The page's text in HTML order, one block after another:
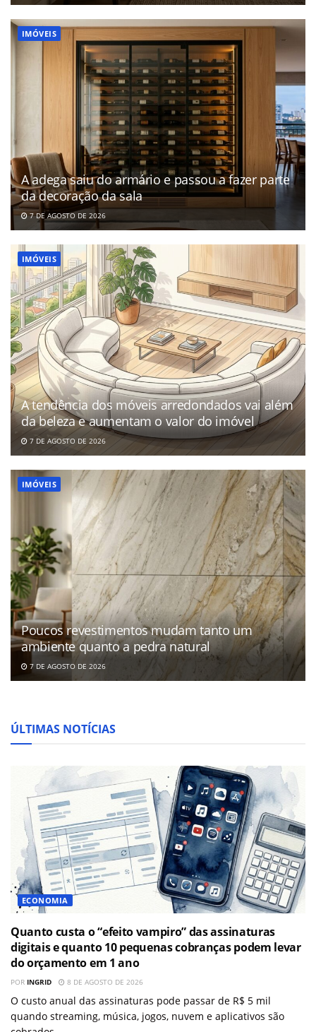
IMÓVEIS
A adega saiu do armário e passou a fazer parte
da decoração da sala
7 DE AGOSTO DE 2026
IMÓVEIS
A tendência dos móveis arredondados vai além
da beleza e aumentam o valor do imóvel
7 DE AGOSTO DE 2026
IMÓVEIS
Poucos revestimentos mudam tanto um
ambiente quanto a pedra natural
7 DE AGOSTO DE 2026
ÚLTIMAS NOTÍCIAS
ECONOMIA
Quanto custa o “efeito vampiro” das assinaturas
digitais e quanto 10 pequenas cobranças podem levar
do orçamento em 1 ano
POR INGRID 8 DE AGOSTO DE 2026
O custo anual das assinaturas pode passar de R$ 5 mil
quando streaming, música, jogos, nuvem e aplicativos são